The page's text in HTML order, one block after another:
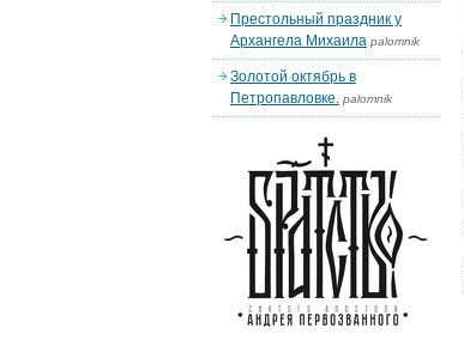
Престольный праздник у
Архангела Михаила palomnik
Золотой октябрь в
Петропавловке. palomnik